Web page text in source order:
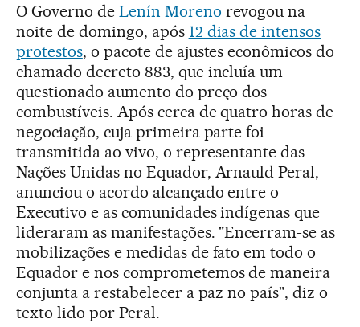
O Governo de Lenín Moreno revogou na
noite de domingo, após 12 dias de intensos
protestos, o pacote de ajustes econômicos do
chamado decreto 883, que incluía um
questionado aumento do preço dos
combustíveis. Após cerca de quatro horas de
negociação, cuja primeira parte foi
transmitida ao vivo, o representante das
Nações Unidas no Equador, Arnauld Peral,
anunciou o acordo alcançado entre o
Executivo e as comunidades indígenas que
lideraram as manifestações. "Encerram-se as
mobilizações e medidas de fato em todo o
Equador e nos comprometemos de maneira
conjunta a restabelecer a paz no país", diz o
texto lido por Peral.